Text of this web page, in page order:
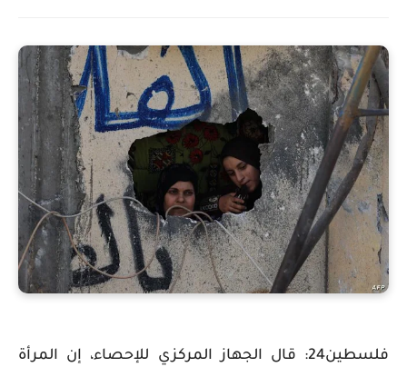
فلسطين24: قال الجهاز المركزي للإحصاء، إن المرأة